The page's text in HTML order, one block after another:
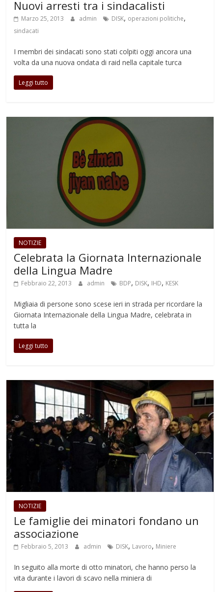
Nuovi arresti tra i sindacalisti
Marzo 25, 2013 admin DISK, operazioni politiche,
sindacati
I membri dei sindacati sono stati colpiti oggi ancora una
volta da una nuova ondata di raid nella capitale turca
Leggi tutto
NOTIZIE
Celebrata la Giornata Internazionale
della Lingua Madre
Febbraio 22, 2013 admin BDP, DISK, IHD, KESK
Migliaia di persone sono scese ieri in strada per ricordare la
Giornata Internazionale della Lingua Madre, celebrata in
tutta la
Leggi tutto
NOTIZIE
Le famiglie dei minatori fondano un
associazione
Febbraio 5, 2013 admin DISK, Lavoro, Miniere
In seguito alla morte di otto minatori, che hanno perso la
vita durante i lavori di scavo nella miniera di